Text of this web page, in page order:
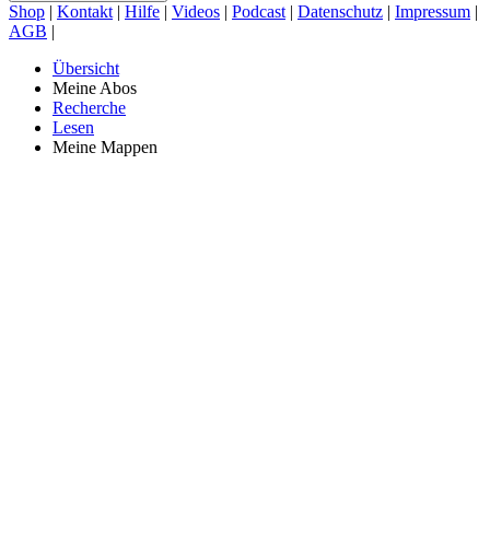
Shop | Kontakt | Hilfe | Videos | Podcast | Datenschutz | Impressum |
AGB |
Übersicht
Meine Abos
Recherche
Lesen
Meine Mappen